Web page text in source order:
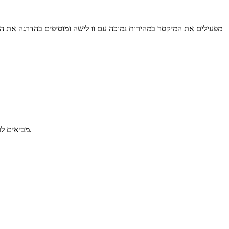
מביאים לרתיחה 5 ליטר מים וכף מלח, ומכניסים את הרביולי. ברגע שהרביולי צפים, מנמיכים את הלהבה ומבשלים עוד כ- 5 דקות. מוצאים עם כף מחוררת.